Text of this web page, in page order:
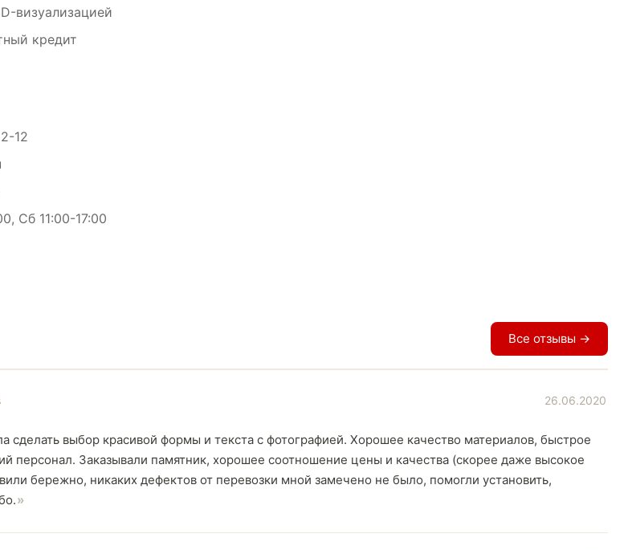
визуализацией
кредит
12
Сб 11:00-17:00
Все отзывы →
26.06.2020
сделать выбор красивой формы и текста с фотографией. Хорошее качество материалов, быстрое
персонал. Заказывали памятник, хорошее соотношение цены и качества (скорее даже высокое
бережно, никаких дефектов от перевозки мной замечено не было, помогли установить,